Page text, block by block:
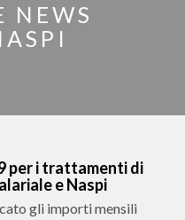
NEWS
per i trattamenti di
e Naspi
gli importi mensili